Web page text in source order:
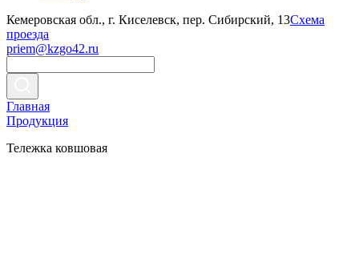
Кемеровская обл., г. Киселевск, пер. Сибирский, 13Схема
проезда
priem@kzgo42.ru
Главная
Продукция
Тележка ковшовая